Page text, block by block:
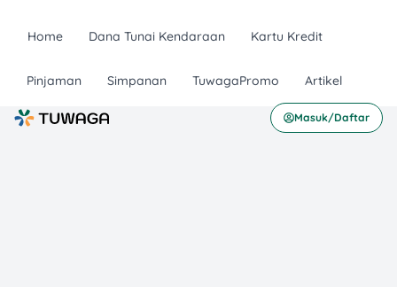
Home Dana Tunai Kendaraan Kartu Kredit
Pinjaman Simpanan TuwagaPromo Artikel
Masuk/Daftar